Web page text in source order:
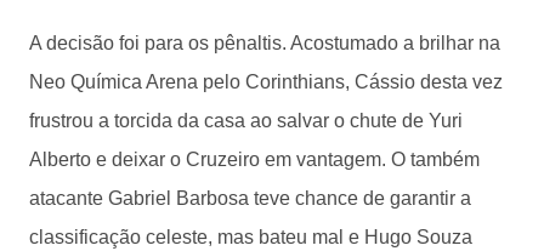
A decisão foi para os pênaltis. Acostumado a brilhar na
Neo Química Arena pelo Corinthians, Cássio desta vez
frustrou a torcida da casa ao salvar o chute de Yuri
Alberto e deixar o Cruzeiro em vantagem. O também
atacante Gabriel Barbosa teve chance de garantir a
classificação celeste, mas bateu mal e Hugo Souza